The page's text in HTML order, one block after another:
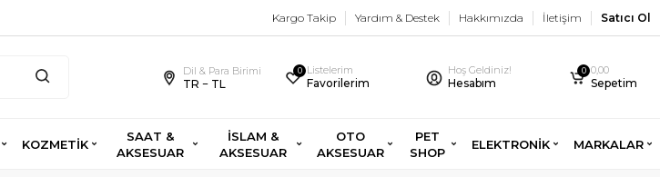
Kargo Takip Yardım & Destek Hakkımızda İletişim Satıcı Ol
Dil & Para Birimi
TR − TL
0 Listelerim
Favorilerim
Hoş Geldiniz!
Hesabım
0 0,00
Sepetim
KOZMETİK
SAAT &
AKSESUAR
İSLAM &
AKSESUAR
OTO
AKSESUAR
PET
SHOP
ELEKTRONİK MARKALAR